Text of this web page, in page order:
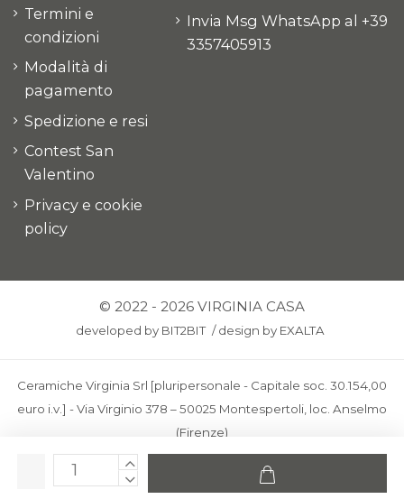
Termini e
condizioni
Modalità di
pagamento
Spedizione e resi
Contest San
Valentino
Privacy e cookie
policy
Invia Msg WhatsApp al +39
3357405913
© 2022 - 2026 VIRGINIA CASA
developed by BIT2BIT /design by EXALTA
Ceramiche Virginia Srl [pluripersonale - Capitale soc. 30.154,00
euro i.v.] - Via Virginio 378 – 50025 Montespertoli, loc. Anselmo
(Firenze)
C.F. e P.IVA: IT00436100481 - REA: FI-227733 - PEC:
ceramichevirginia@pec.it